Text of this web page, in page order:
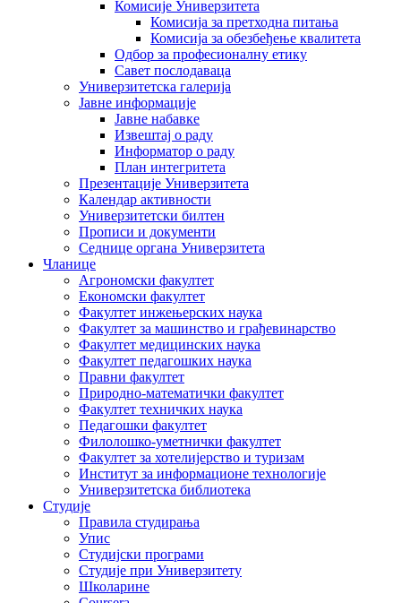
Комисије Универзитета
Комисија за претходна питања
Комисија за обезбеђење квалитета
Одбор за професионалну етику
Савет послодаваца
Универзитетска галерија
Јавне информације
Јавне набавке
Извештај о раду
Информатор о раду
План интегритета
Презентације Универзитета
Календар активности
Универзитетски билтен
Прописи и документи
Седнице органа Универзитета
Чланице
Агрономски факултет
Економски факултет
Факултет инжењерских наука
Факултет за машинство и грађевинарство
Факултет медицинских наука
Факултет педагошких наука
Правни факултет
Природно-математички факултет
Факултет техничких наука
Педагошки факултет
Филолошко-уметнички факултет
Факултет за хотелијерство и туризам
Институт за информационе технологије
Универзитетска библиотека
Студије
Правила студирања
Упис
Студијски програми
Студије при Универзитету
Школарине